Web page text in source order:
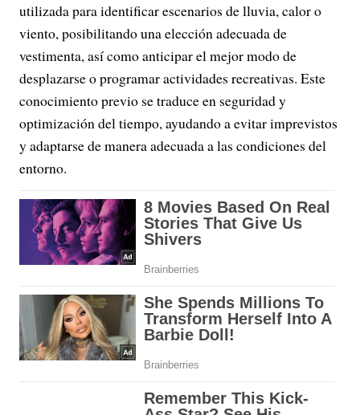
utilizada para identificar escenarios de lluvia, calor o
viento, posibilitando una elección adecuada de
vestimenta, así como anticipar el mejor modo de
desplazarse o programar actividades recreativas. Este
conocimiento previo se traduce en seguridad y
optimización del tiempo, ayudando a evitar imprevistos
y adaptarse de manera adecuada a las condiciones del
entorno.